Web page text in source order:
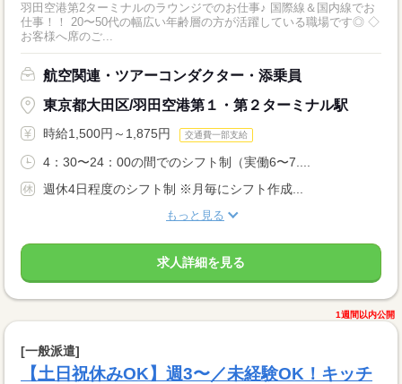
羽田空港第2ターミナルのラウンジでのお仕事♪ 国際線＆国内線でお
仕事！！ 20〜50代の幅広い年齢層の方が活躍している職場です◎ ◇
お客様へ席のご...
航空関連・ツアーコンダクター・添乗員
東京都大田区/羽田空港第１・第２ターミナル駅
時給1,500円～1,875円 交通費一部支給
4：30〜24：00の間でのシフト制（実働6〜7....
週休4日程度のシフト制 ※月毎にシフト作成...
もっと見る
求人詳細を見る
1週間以内公開
[一般派遣]
【土日祝休みOK】週3〜／未経験OK！キッチ